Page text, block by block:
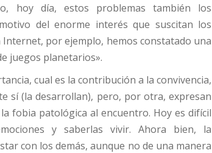
hoy día, estos problemas también los
del enorme interés que suscitan los
por ejemplo, hemos constatado una
juegos planetarios».
cual es la contribución a la convivencia,
sí (la desarrollan), pero, por otra, expresan
fobia patológica al encuentro. Hoy es difícil
y saberlas vivir. Ahora bien, la
con los demás, aunque no de una manera